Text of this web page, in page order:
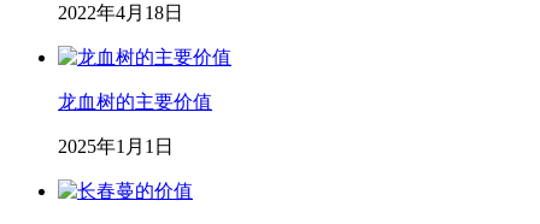
2022年4月18日
龙血树的主要价值
2025年1月1日